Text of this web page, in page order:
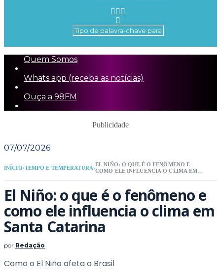
Quem Somos
Whats app (receba as notícias)
Ouça a 98FM
Publicidade
07/07/2026
INÍCIO›TEMPO E TEMPERATURA›
EL NIÑO: O QUE É O FENÔMENO E
COMO ELE INFLUENCIA O CLIMA EM
El Niño: o que é o fenômeno e
como ele influencia o clima em
Santa Catarina
por Redação
Como o El Niño afeta o Brasil